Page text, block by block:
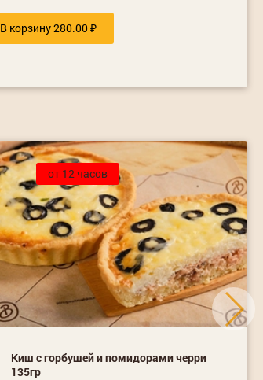
В корзину280.00₽
от 12 часов
Киш с горбушей и помидорами черри
135гр